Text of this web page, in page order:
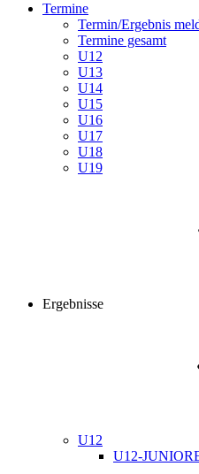
Termine
Termin/Ergebnis
Termine gesamt
U12
U13
U14
U15
U16
U17
U18
U19
Ergebnisse
U12
U12-